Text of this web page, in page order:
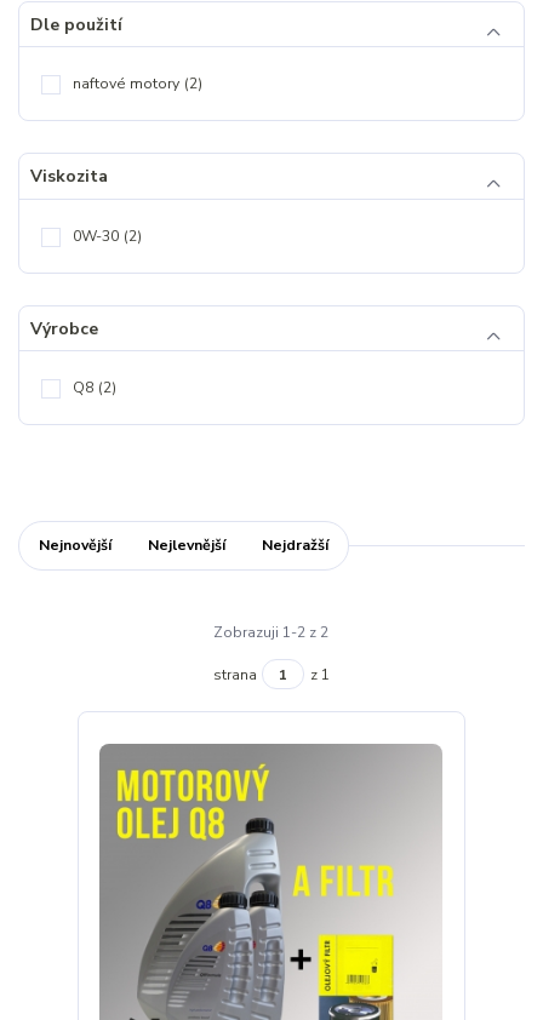
Dle použití
naftové motory (2)
Viskozita
0W-30 (2)
Výrobce
Q8 (2)
Nejnovější Nejlevnější Nejdražší
Zobrazuji 1-2 z 2
strana z 1